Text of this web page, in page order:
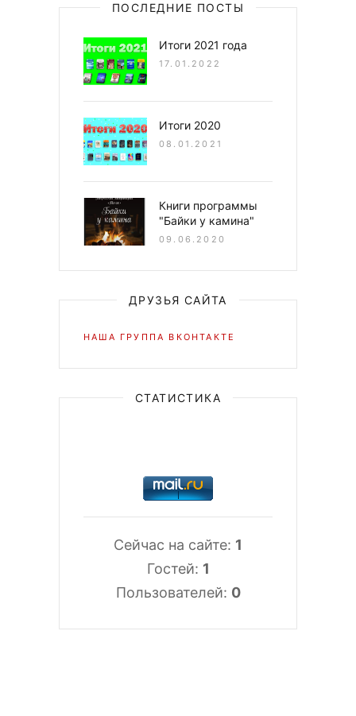
ПОСЛЕДНИЕ ПОСТЫ
Итоги 2021 года
17.01.2022
Итоги 2020
08.01.2021
Книги программы
"Байки у камина"
09.06.2020
ДРУЗЬЯ САЙТА
НАША ГРУППА ВКОНТАКТЕ
СТАТИСТИКА
Сейчас на сайте: 1
Гостей: 1
Пользователей: 0